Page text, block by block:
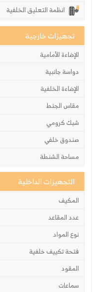
انظمة التعليق الخلفية
تجهيزات خارجية
الإضاءة الأمامية
دواسة جانبية
الإضاءة الخلفية
مقاس الجنط
شبك كرومي
صندوق خلفي
مساحة الشنطة
التجهيزات الداخلية
المكيف
عدد المقاعد
نوع المواد
فتحة تكييف خلفية
المقود
سماعات